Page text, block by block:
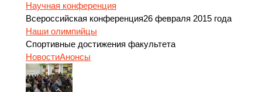
Научная конференция
Всероссийская конференция26 февраля 2015 года
Наши олимпийцы
Спортивные достижения факультета
НовостиАнонсы